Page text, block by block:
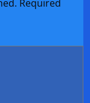
Required